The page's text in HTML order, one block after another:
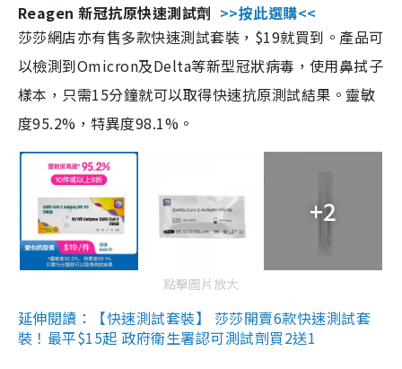
Reagen 新冠抗原快速測試劑 >>按此選購<<
莎莎網店亦有售多款快速測試套裝，$19就買到。產品可
以檢測到Omicron及Delta等新型冠狀病毒，使用鼻拭子
樣本，只需15分鐘就可以取得快速抗原測試結果。靈敏
度95.2%，特異度98.1%。
+2
點擊圖片放大
延伸閱讀：【快速測試套裝】 莎莎開賣6款快速測試套
裝！最平$15起 政府衛生署認可測試劑買2送1